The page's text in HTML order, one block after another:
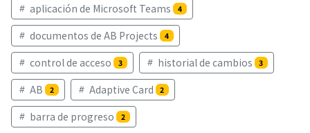
aplicación de Microsoft Teams 4
documentos de AB Projects 4
control de acceso 3 historial de cambios 3
AB 2 Adaptive Card 2
barra de progreso 2